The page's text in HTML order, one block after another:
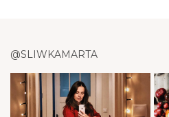
@SLIWKAMARTA